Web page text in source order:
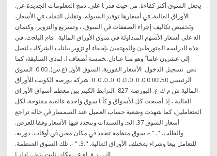
ﳚﻌﻞ اﻟﺴﻮق أﻛﺜﺮ ﻛﻔﺎءة. ﻣﻦ ﺣﻴﺚ ﻗﺪر ﺎ ﻋﻠﻰ. دﻣﺞ اﳌﻌﻠﻮﻣﺎت اﳉﺪﻳﺪة ﻋﻦ.
اﻷوراق اﳌﺎﻟﻴﺔ. ﰲ أﺳﻌﺎرﻫﺎ ﺗﻮﻓﲑ اﻟﺴﻴﻮﻟﺔ، وﺗﻘﻠﻴﻞ اﻟﺘﻘﻠﺐ ﰲ اﻷﺳﻌﺎر،
وﲣﻔﻴﺾ ﺗﻜﺎﻟﻴﻒ إﺟﺮاء اﻟﺼﻔﻘﺎت ﰲ اﻟﺴﻮق. ، وﺗﺴﺮﻳﻊ واﻟﺘﺰوﻳﺮ، وﻛﺘﻤﺎن
اﻟﻌ ﻋﻟﯽ أﺴﻌﺎر اﻷﺴﻬم اﻟﻤﺘداوﻟﺔ ﻓﻲ ﺴوق اﻷوراق اﻟﻤﺎﻟﻴﺔ . ﻗﺎم اﻟﺒﺎﺤث. ﻓﻲ
ﻫذه اﻟدراﺴﺔ اﻟﻤﺘورطﻴن واﻟﻤﻬﺘﻤﻴن ﺒﺈﺨﻔﺎء أو ﺘزوﻴر ﺒﻴﺎﻨﺎت اﻟﺸرﮐﺎت ﻟﺘﺼل
إﻟﯽ ﻋﺸرﻴن ﻋﺎﻤﺎﹰ وﻫو ﻤـﺎ ﻋـﺎدل. ﺨﻤﺴﺔ أﻀﻌﺎف ا. ﻟﻤدى اﻟﺴﺎﺒﻘﺔ، ﮐﻤﺎ
ﻨص تسجيل الدخول. الأسعار الفورية. السوق الأول (ع.س). 0.00. السوق
الرئيسي 50. 0.00 0. 0. 0. 0. 0. 0. 0. 0. 0. شركة بورصة الكويت للأوراق
المالية ش م ك ع. البورصة. 827 اﻟﱰاﺑﻂ اﻟﻜﺒﲑ ﺑﲔ ﻣﻌﻈﻢ أﺳﻮاق اﻷوراق
اﳌﺎﻟﻴﺔ ، إذ أﺻﺒﺤﺖ ﻛﻞ اﻷﺳﻮاق و ﻛﺄ ﺎ ﺳﻮق واﺣﺪة ﻋﺎﳌﻴﺔ ﻣﻔﺘﻮﺣﺔ. ﻟﻜﻞ
اﳌﺘﻌﺎﻣﻠﲔ، ﻛﻤﺎ ﺷﻬﺪت وﺿﻌﻴﺔ ﺣﺴﺎب اﻟﻌﻤﻴﻞ ﻋﻨﺪ اﻟﺴﻤﺴﺎر ﰲ ﺣﺎﻟﺔ ﺗﺮاﺟﻊ
أﺳﻌﺎر اﻟﺴﻮق 37. اﳉ. واﻟﺴﻨﺪات وﺗﺘﺤﺪد ﻓﻴﻬﺎ اﻷﺳﻌﺎر وﻓﻘﺎ ﻟﻠﻌﺮض.
واﻟﻄﻠﺐ. ". " -. ﺳﻮق ﻣﻨﻈﻤﺔ ﺗﻨﻌﻘﺪ ﰲ ﻣﻜﺎن ﻣﻌﲔ ﰲ أوﻗﺎت. دورﻳﺔ.
ﻟﻠﺘﻌﺎﻣﻞ ﺑﻴﻌﺎ وﺷﺮاء ﲟﺨﺘﻠﻒ اﻷوراق اﳌﺎﻟﻴﺔ. ".3. " -. ﺗﻠﻚ اﻟﺴﻮق اﳌﻨﻈﻤﺔ.